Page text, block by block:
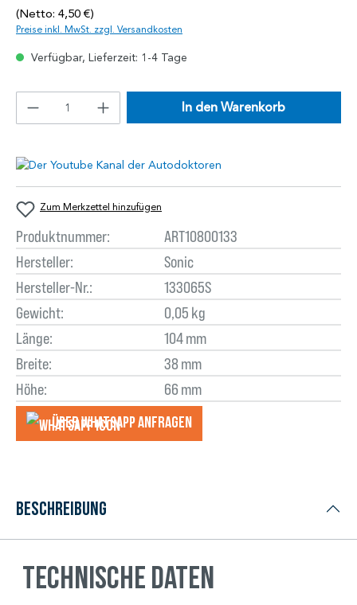
(Netto: 4,50 €)
Preise inkl. MwSt. zzgl. Versandkosten
Verfügbar, Lieferzeit: 1-4 Tage
In den Warenkorb
Zum Merkzettel hinzufügen
Produktnummer:
ART10800133
Hersteller:
Sonic
Hersteller-Nr.:
133065S
Gewicht:
0,05 kg
Länge:
104 mm
Breite:
38 mm
Höhe:
66 mm
Über WhatsApp anfragеn
Beschreibung
Technische Daten